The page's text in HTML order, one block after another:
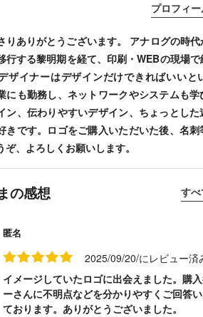
プロフィ
りありがとうございます。 アナログの時
行する黎明期を経て、印刷・WEBの現場で
ザイナーはデザインだけできればいいと
にも勤務し、ネットワークやシステムも
ン、伝わりやすいデザイン、ちょっとし
きです。ロゴをご購入いただいた後、名刺
ぞ、よろしくお願いします。
の感想 す
匿名
2025/09/20/にレビュー済
イメージしていたロゴに出会えました。購
ーさんに不明点などを分かりやすくご回答
ております。ありがとうございました。